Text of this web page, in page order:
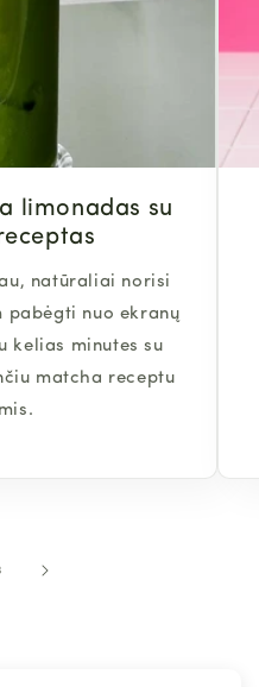
limonadas su
natūraliai norisi
pabėgti nuo ekranų
kelias minutes su
matcha receptu